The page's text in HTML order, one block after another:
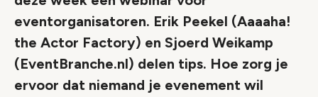
eventorganisatoren. Erik Peekel (Aaaaha!
the Actor Factory) en Sjoerd Weikamp
(EventBranche.nl) delen tips. Hoe zorg je
ervoor dat niemand je evenement wil